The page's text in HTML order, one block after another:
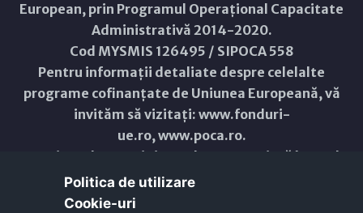
European, prin Programul Operațional Capacitate
Administrativă 2014-2020.
Cod MYSMIS 126495 / SIPOCA 558
Pentru informații detaliate despre celelalte
programe cofinanțate de Uniunea Europeană, vă
invităm să vizitați: www.fonduri-
ue.ro,www.poca.ro.
Conținutul acestui site web nu reprezintă în mod
obligatoriu poziția oficială a Uniunii Europene.
Întreaga responsabilitate asupra corectitudinii și
Politica de utilizare
Cookie-uri‎